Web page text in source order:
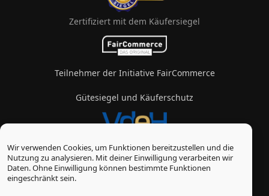
Wir verwenden Cookies, um Funktionen bereitzustellen und die
Nutzung zu analysieren. Mit deiner Einwilligung verarbeiten wir
Daten. Ohne Einwilligung können bestimmte Funktionen
eingeschränkt sein.
Zertifiziert mit dem Käufersiegel
Teilnehmer der Initiative FairCommerce
Gütesiegel und Käuferschutz
Mitglied im Verband des eZigarettenhandels
© Vape-Laden 2026